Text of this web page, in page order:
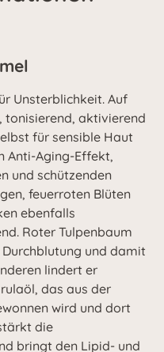
Unsterblichkeit. Auf
aktivierend
für sensible Haut
Anti-Aging-Effekt,
und schützenden
feuerroten Blüten
ebenfalls
Roter Tulpenbaum
und damit
lindert er
das aus der
wird und dort
die
bringt den Lipid- und